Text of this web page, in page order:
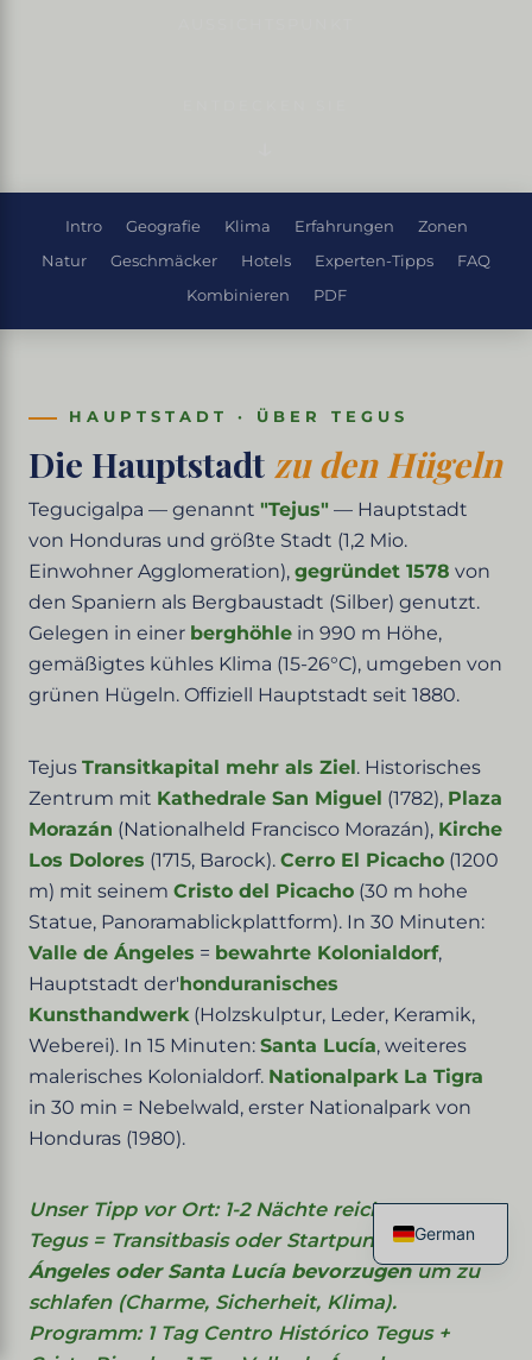
Intro Geografie Klima Erfahrungen
Zonen
Natur
Geschmäcker Hotels Experten-Tipps
FAQ
Kombinieren
PDF
HAUPTSTADT · ÜBER TEGUS
Die Hauptstadt zu den Hügeln
Tegucigalpa — genannt "Tejus" — Hauptstadt
von Honduras und größte Stadt (1,2 Mio.
Einwohner Agglomeration), gegründet 1578 von
den Spaniern als Bergbaustadt (Silber) genutzt.
Gelegen in einer berghöhle in 990 m Höhe,
gemäßigtes kühles Klima (15-26°C), umgeben von
grünen Hügeln. Offiziell Hauptstadt seit 1880.
Tejus Transitkapital mehr als Ziel. Historisches
Zentrum mit Kathedrale San Miguel (1782), Plaza
Morazán (Nationalheld Francisco Morazán), Kirche
Los Dolores (1715, Barock). Cerro El Picacho (1200
m) mit seinem Cristo del Picacho (30 m hohe
Statue, Panoramablickplattform). In 30 Minuten:
Valle de Ángeles = bewahrte Kolonialdorf,
Hauptstadt der'honduranisches
Kunsthandwerk (Holzskulptur, Leder, Keramik,
Weberei). In 15 Minuten: Santa Lucía, weiteres
malerisches Kolonialdorf. Nationalpark La Tigra
in 30 min = Nebelwald, erster Nationalpark von
Honduras (1980).
Unser Tipp vor Ort: 1-2 Nächte reichen aus.
Tegus = Transitbasis oder Startpunkt.Valle de
Ángeles oder Santa Lucía bevorzugenum zu
schlafen (Charme, Sicherheit, Klima).
Programm: 1 Tag Centro Histórico Tegus +
German
French
Italian